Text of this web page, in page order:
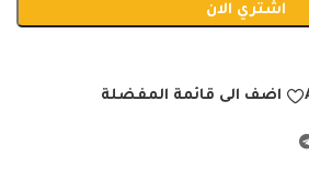
اشتري الان
اضف الى قائمة المفضلة